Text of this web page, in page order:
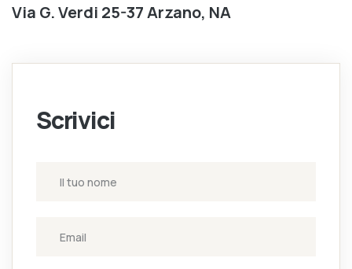
Via G. Verdi 25-37 Arzano, NA
Scrivici